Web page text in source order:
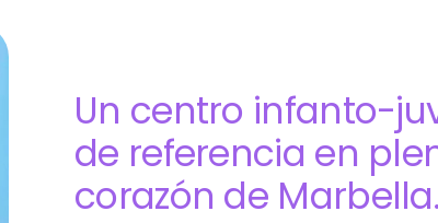
Un centro infanto-
de referencia en
corazón de Marbella.